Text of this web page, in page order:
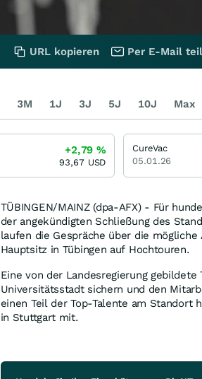
TÜBINGEN/MAINZ (dpa-AFX) - Für
der angekündigten Schließung des
laufen die Gespräche über die
Hauptsitz in Tübingen auf Hochtouren.
Eine von der Landesregierung
Universitätsstadt sichern und den
einen Teil der Top-Talente am
in Stuttgart mit.
URL kopieren Per E-Mail
3M 1J 3J 5J 10J Max
+2,79 %
93,67 USD
CureVac
05.01.26